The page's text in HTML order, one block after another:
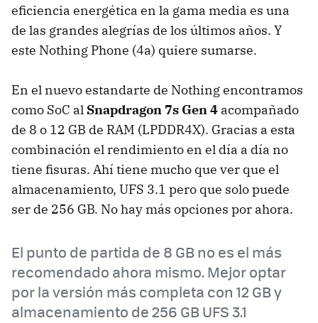
eficiencia energética en la gama media es una
de las grandes alegrías de los últimos años. Y
este Nothing Phone (4a) quiere sumarse.
En el nuevo estandarte de Nothing encontramos
como SoC al Snapdragon 7s Gen 4 acompañado
de 8 o 12 GB de RAM (LPDDR4X). Gracias a esta
combinación el rendimiento en el día a día no
tiene fisuras. Ahí tiene mucho que ver que el
almacenamiento, UFS 3.1 pero que solo puede
ser de 256 GB. No hay más opciones por ahora.
El punto de partida de 8 GB no es el más
recomendado ahora mismo. Mejor optar
por la versión más completa con 12 GB y
almacenamiento de 256 GB UFS 3.1